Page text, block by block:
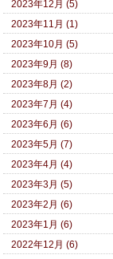
2023年12月 (5)
2023年11月 (1)
2023年10月 (5)
2023年9月 (8)
2023年8月 (2)
2023年7月 (4)
2023年6月 (6)
2023年5月 (7)
2023年4月 (4)
2023年3月 (5)
2023年2月 (6)
2023年1月 (6)
2022年12月 (6)